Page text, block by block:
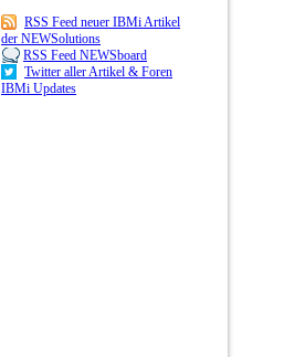
RSS Feed neuer IBMi Artikel
der NEWSolutions
RSS Feed NEWSboard
Twitter aller Artikel & Foren
IBMi Updates